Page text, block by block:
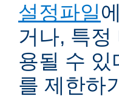
설정파일
거나, 특
용될 수
를 제한하